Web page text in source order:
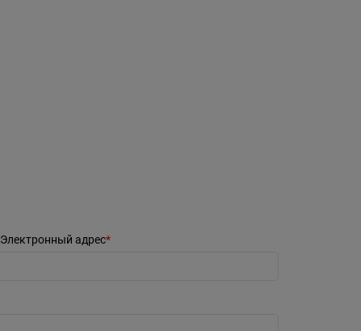
Электронный адрес